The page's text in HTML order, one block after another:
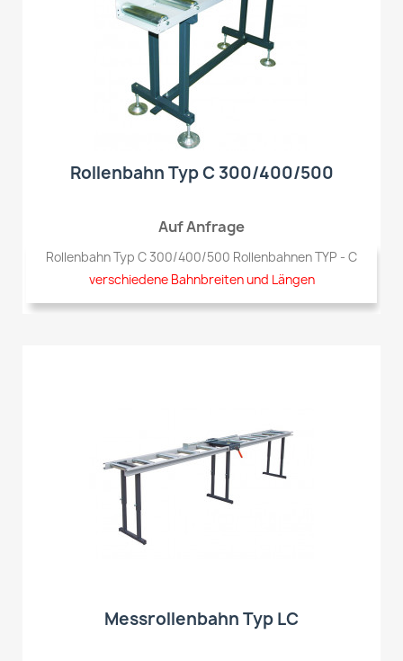
Rollenbahn Typ C 300/400/500
Auf Anfrage
Rollenbahn Typ C 300/400/500 Rollenbahnen TYP - C
verschiedene Bahnbreiten und Längen
Messrollenbahn Typ LC